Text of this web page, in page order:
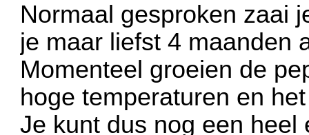
Normaal gesproken zaai
je maar liefst 4 maanden
Momenteel groeien de
hoge temperaturen en
Je kunt dus nog een